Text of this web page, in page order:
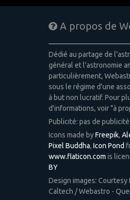
A propos de
Dédié au partage de
général et l'astronomie
particulièrement,
sous le régime d'une
à but non lucratif. Pour
d'informations, voir "à
Publicité: pas de publicité
Icons made byFreepik,
Pixel Buddha, Icon Pond
www.flaticon.com is
BY
Design images: Courtesy
Caltech / Webastro -